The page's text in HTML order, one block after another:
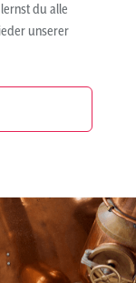
du alle
unserer